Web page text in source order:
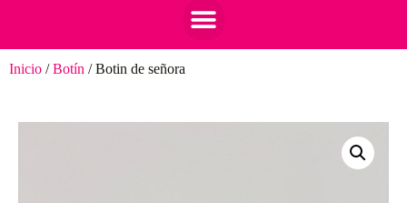
Inicio /Botín / Botin de señora